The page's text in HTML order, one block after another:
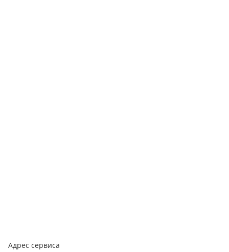
Адрес сервиса